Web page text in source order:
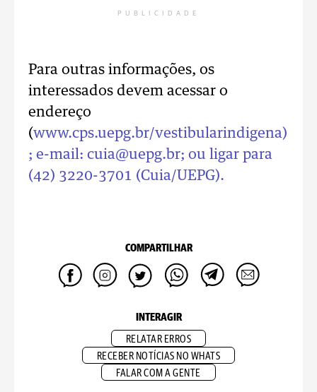
PUBLICIDADE
Para outras informações, os
interessados devem acessar o
endereço
(www.cps.uepg.br/vestibularindigena)
; e-mail: cuia@uepg.br; ou ligar para
(42) 3220-3701 (Cuia/UEPG).
COMPARTILHAR
INTERAGIR
RELATAR ERROS
RECEBER NOTÍCIAS NO WHATS
FALAR COM A GENTE